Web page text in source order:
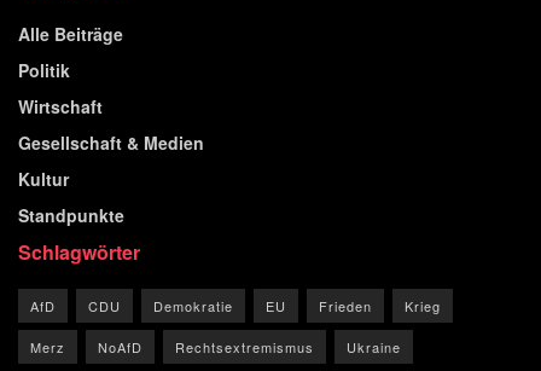
Alle Beiträge
Politik
Wirtschaft
Gesellschaft & Medien
Kultur
Standpunkte
Schlagwörter
AfD CDU Demokratie EU Frieden Krieg
Merz NoAfD Rechtsextremismus Ukraine